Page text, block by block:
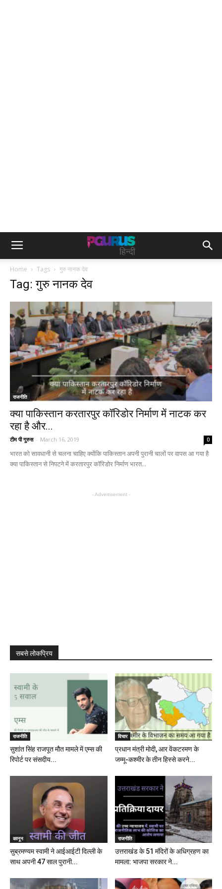
Home Tags गुरु नानक देव
Tag: गुरु नानक देव
राजनीति
क्या पाकिस्तान करतारपुर कॉरिडोर निर्माण में नाटक कर
रहा है और...
टीम पी गुरुस - March 16, 2019 0
भारत को सावधानी से चलना चाहिए क्योंकि पाकिस्तान अपनी पुरानी चालों पर वापस आ गया है
क्या पाकिस्तान से निपटने में करतारपुर कॉरिडोर निर्माण भारत...
- Advertisement -
सबसे लोकप्रिय
राजनीति
सुशांत सिंह राजपूत मौत मामले में एम्स की
रिपोर्ट पर संसदीय...
विचार
प्रधान मंत्री मोदी, आर वेंकटरमण के
जम्मू-कश्मीर के तीन हिस्से करने...
कानून
सुब्रमण्यम स्वामी ने आईआईटी दिल्ली के
साथ अपनी 47 साल पुरानी...
राजनीति
उत्तराखंड के 51 मंदिरों के अधिग्रहण का
मामला: भाजपा सरकार ने...